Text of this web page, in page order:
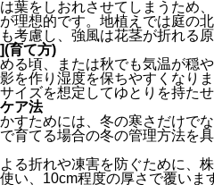
葉をしおれさせてしまうため
理想的です。地植えでは庭の
考慮し、強風は花茎が折れる
育て方)
る頃、または秋でも気温が穏
を作り湿度を保ちやすくなり
イズを想定してゆとりを持た
ア法
すためには、冬の寒さだけで
育てる場合の冬の管理方法を
る折れや凍害を防ぐために、
い、10cm程度の厚さで覆い